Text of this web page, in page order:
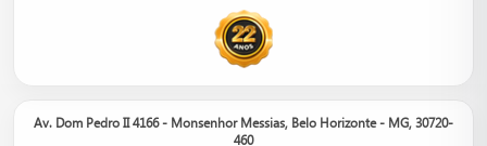
Av. Dom Pedro II 4166 - Monsenhor Messias, Belo Horizonte - MG, 30720-
460